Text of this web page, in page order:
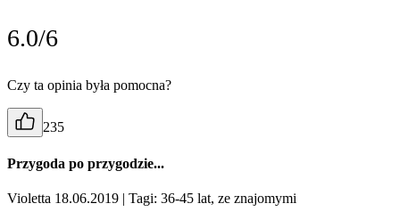
6.0/6
Czy ta opinia była pomocna?
235
Przygoda po przygodzie...
Violetta 18.06.2019 | Tagi: 36-45 lat, ze znajomymi